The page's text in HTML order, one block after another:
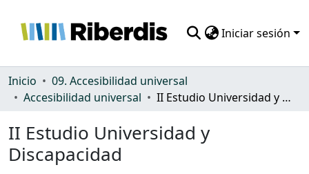
Iniciar sesión
Comunidades
Estadísticas
Inicio
09. Accesibilidad universal
Accesibilidad universal
II Estudio Universidad y Discapacidad
II Estudio Universidad y
Discapacidad